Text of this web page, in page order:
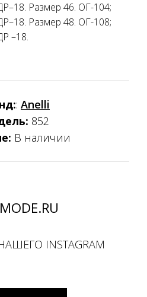
Размер 46. ОГ-104;
Размер 48. ОГ-108;
–18.
: Anelli
852
В наличии
INSTAGRAM